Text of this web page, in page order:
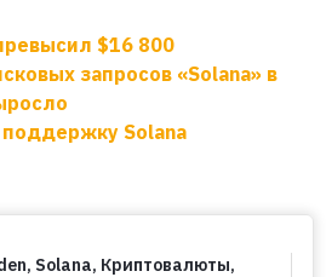
$16 800
запросов «Solana» в
Solana
, Solana, Криптовалюты,